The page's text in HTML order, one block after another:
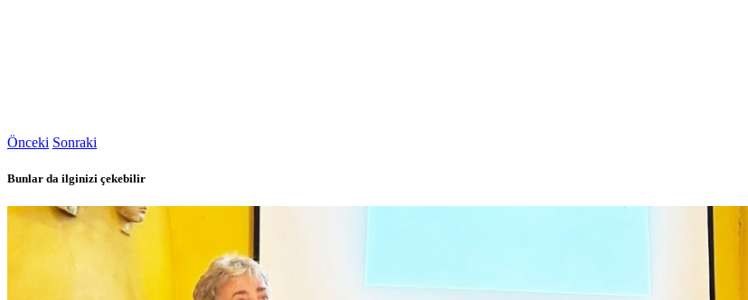
Önceki Sonraki
Bunlar da ilginizi çekebilir